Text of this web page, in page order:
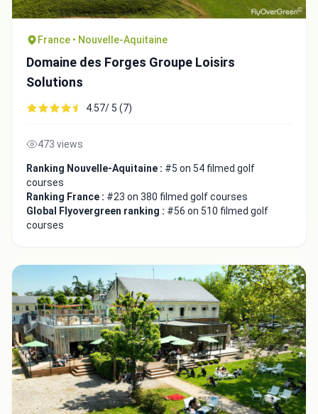
France • Nouvelle-Aquitaine
Domaine des Forges Groupe Loisirs
Solutions
4.57/ 5 (7)
473 views
Ranking Nouvelle-Aquitaine : #5 on 54 filmed golf
courses
Ranking France : #23 on 380 filmed golf courses
Global Flyovergreen ranking : #56 on 510 filmed golf
courses